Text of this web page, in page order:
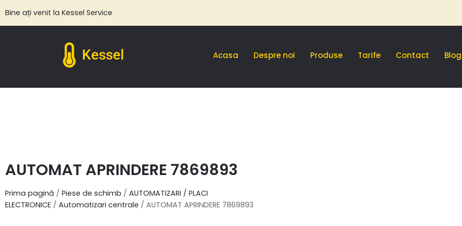
Bine ați venit la Kessel Service
Kessel Acasa Despre noi Produse Tarife Contact Blog
AUTOMAT APRINDERE 7869893
Prima pagină / Piese de schimb / AUTOMATIZARI / PLACI
ELECTRONICE / Automatizari centrale / AUTOMAT APRINDERE 7869893